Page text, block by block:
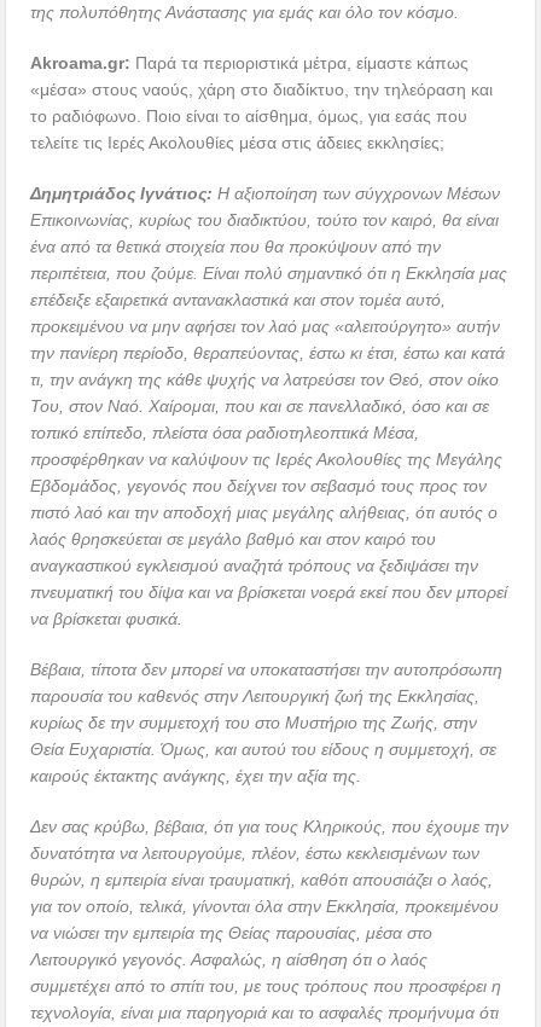
της πολυπόθητης Ανάστασης για εμάς και όλο τον κόσμο.
Akroama.gr: Παρά τα περιοριστικά μέτρα, είμαστε κάπως
«μέσα» στους ναούς, χάρη στο διαδίκτυο, την τηλεόραση και
το ραδιόφωνο. Ποιο είναι το αίσθημα, όμως, για εσάς που
τελείτε τις Ιερές Ακολουθίες μέσα στις άδειες εκκλησίες;
Δημητριάδος Ιγνάτιος: Η αξιοποίηση των σύγχρονων Μέσων
Επικοινωνίας, κυρίως του διαδικτύου, τούτο τον καιρό, θα είναι
ένα από τα θετικά στοιχεία που θα προκύψουν από την
περιπέτεια, που ζούμε. Είναι πολύ σημαντικό ότι η Εκκλησία μας
επέδειξε εξαιρετικά αντανακλαστικά και στον τομέα αυτό,
προκειμένου να μην αφήσει τον λαό μας «αλειτούργητο» αυτήν
την πανίερη περίοδο, θεραπεύοντας, έστω κι έτσι, έστω και κατά
τι, την ανάγκη της κάθε ψυχής να λατρεύσει τον Θεό, στον οίκο
Του, στον Ναό. Χαίρομαι, που και σε πανελλαδικό, όσο και σε
τοπικό επίπεδο, πλείστα όσα ραδιοτηλεοπτικά Μέσα,
προσφέρθηκαν να καλύψουν τις Ιερές Ακολουθίες της Μεγάλης
Εβδομάδος, γεγονός που δείχνει τον σεβασμό τους προς τον
πιστό λαό και την αποδοχή μιας μεγάλης αλήθειας, ότι αυτός ο
λαός θρησκεύεται σε μεγάλο βαθμό και στον καιρό του
αναγκαστικού εγκλεισμού αναζητά τρόπους να ξεδιψάσει την
πνευματική του δίψα και να βρίσκεται νοερά εκεί που δεν μπορεί
να βρίσκεται φυσικά.
Βέβαια, τίποτα δεν μπορεί να υποκαταστήσει την αυτοπρόσωπη
παρουσία του καθενός στην Λειτουργική ζωή της Εκκλησίας,
κυρίως δε την συμμετοχή του στο Μυστήριο της Ζωής, στην
Θεία Ευχαριστία. Όμως, και αυτού του είδους η συμμετοχή, σε
καιρούς έκτακτης ανάγκης, έχει την αξία της.
Δεν σας κρύβω, βέβαια, ότι για τους Κληρικούς, που έχουμε την
δυνατότητα να λειτουργούμε, πλέον, έστω κεκλεισμένων των
θυρών, η εμπειρία είναι τραυματική, καθότι απουσιάζει ο λαός,
για τον οποίο, τελικά, γίνονται όλα στην Εκκλησία, προκειμένου
να νιώσει την εμπειρία της Θείας παρουσίας, μέσα στο
Λειτουργικό γεγονός. Ασφαλώς, η αίσθηση ότι ο λαός
συμμετέχει από το σπίτι του, με τους τρόπους που προσφέρει η
τεχνολογία, είναι μια παρηγοριά και το ασφαλές προμήνυμα ότι